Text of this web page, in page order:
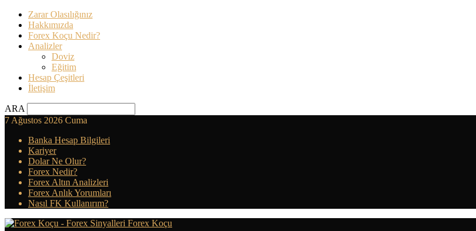
Zarar Olasılığınız
Hakkımızda
Forex Koçu Nedir?
Analizler
Doviz
Eğitim
Hesap Çeşitleri
İletişim
ARA
7 Ağustos 2026 Cuma
Banka Hesap Bilgileri
Kariyer
Dolar Ne Olur?
Forex Nedir?
Forex Altın Analizleri
Forex Anlık Yorumları
Nasıl FK Kullanırım?
Forex Koçu